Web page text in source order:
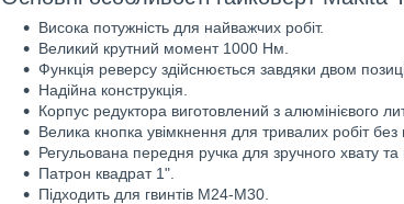
Висока потужність для найважчих робіт.
Великий крутний момент 1000 Нм.
Функція реверсу здійснюється завдяки двом
Надійна конструкція.
Корпус редуктора виготовлений з алюмінієвого
Велика кнопка увімкнення для тривалих робіт без
Регульована передня ручка для зручного хвату
Патрон квадрат 1".
Підходить для гвинтів M24-M30.